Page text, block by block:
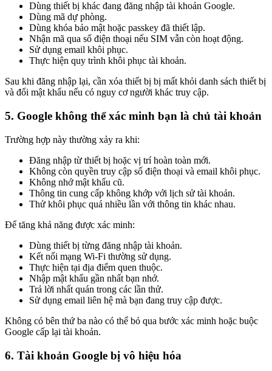
Dùng thiết bị khác đang đăng nhập tài khoản Google.
Dùng mã dự phòng.
Dùng khóa bảo mật hoặc passkey đã thiết lập.
Nhận mã qua số điện thoại nếu SIM vẫn còn hoạt động.
Sử dụng email khôi phục.
Thực hiện quy trình khôi phục tài khoản.
Sau khi đăng nhập lại, cần xóa thiết bị bị mất khỏi danh sách thiết bị
và đổi mật khẩu nếu có nguy cơ người khác truy cập.
5. Google không thể xác minh bạn là chủ tài khoản
Trường hợp này thường xảy ra khi:
Đăng nhập từ thiết bị hoặc vị trí hoàn toàn mới.
Không còn quyền truy cập số điện thoại và email khôi phục.
Không nhớ mật khẩu cũ.
Thông tin cung cấp không khớp với lịch sử tài khoản.
Thử khôi phục quá nhiều lần với thông tin khác nhau.
Để tăng khả năng được xác minh:
Dùng thiết bị từng đăng nhập tài khoản.
Kết nối mạng Wi-Fi thường sử dụng.
Thực hiện tại địa điểm quen thuộc.
Nhập mật khẩu gần nhất bạn nhớ.
Trả lời nhất quán trong các lần thử.
Sử dụng email liên hệ mà bạn đang truy cập được.
Không có bên thứ ba nào có thể bỏ qua bước xác minh hoặc buộc
Google cấp lại tài khoản.
6. Tài khoản Google bị vô hiệu hóa